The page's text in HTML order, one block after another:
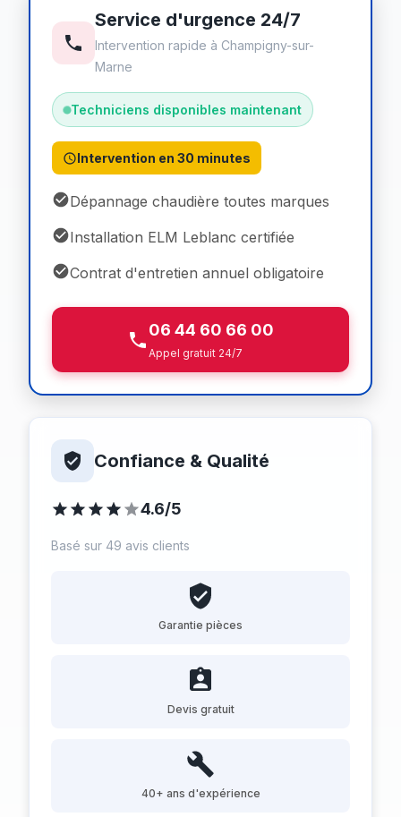
Service d'urgence 24/7
Intervention rapide à Champigny-sur-
Marne
Techniciens disponibles maintenant
Intervention en 30 minutes
Dépannage chaudière toutes marques
Installation ELM Leblanc certifiée
Contrat d'entretien annuel obligatoire
06 44 60 66 00
Appel gratuit 24/7
Confiance & Qualité
4.6/5
Basé sur 49 avis clients
Garantie pièces
Devis gratuit
40+ ans d'expérience